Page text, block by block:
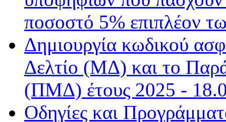
ποσοστό 5% επιπλέον
Δημιουργία κωδικού
Δελτίο (ΜΔ) και το
(ΠΜΔ) έτους 2025 -
Οδηγίες και